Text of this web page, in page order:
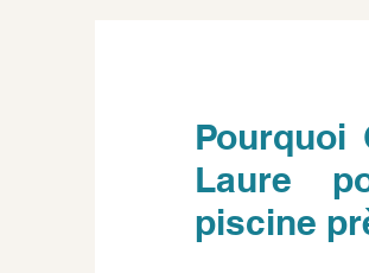
Pourquoi
Laure
piscine